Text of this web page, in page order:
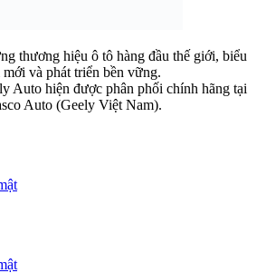
thương hiệu ô tô hàng đầu thế giới, biểu
và phát triển bền vững.
Auto hiện được phân phối chính hãng tại
Auto (Geely Việt Nam).